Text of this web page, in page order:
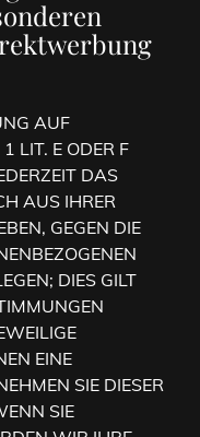
AUF
LIT. E ODER F
DAS
AUS IHRER
GEGEN DIE
DIES GILT
EINE
SIE DIESER
SIE